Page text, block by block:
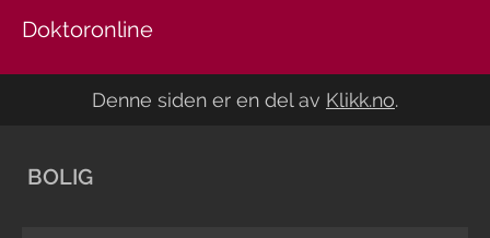
Doktoronline
Denne siden er en del av Klikk.no.
BOLIG